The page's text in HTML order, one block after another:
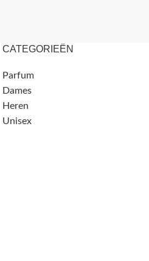
CATEGORIEËN
Parfum
Dames
Heren
Unisex